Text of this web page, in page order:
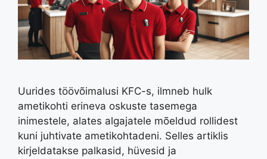
Uurides töövõimalusi KFC-s, ilmneb hulk
ametikohti erineva oskuste tasemega
inimestele, alates algajatele mõeldud rollidest
kuni juhtivate ametikohtadeni. Selles artiklis
kirjeldatakse palkasid, hüvesid ja